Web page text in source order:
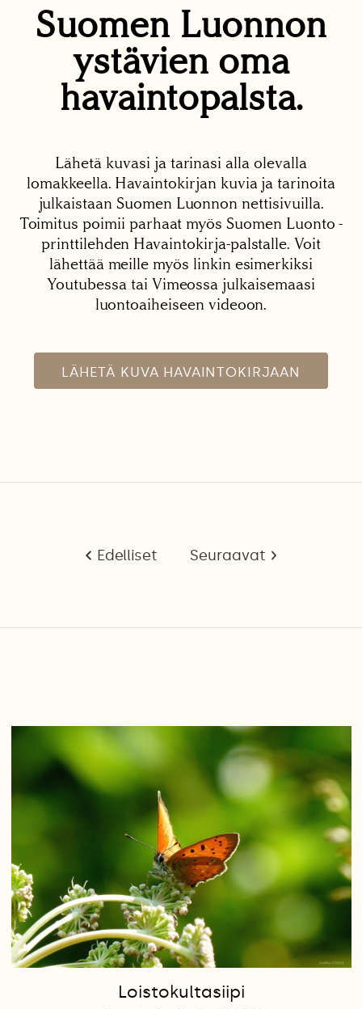
Suomen Luonnon
ystävien oma
havaintopalsta.
Lähetä kuvasi ja tarinasi alla olevalla
lomakkeella. Havaintokirjan kuvia ja tarinoita
julkaistaan Suomen Luonnon nettisivuilla.
Toimitus poimii parhaat myös Suomen Luonto -
printtilehden Havaintokirja-palstalle. Voit
lähettää meille myös linkin esimerkiksi
Youtubessa tai Vimeossa julkaisemaasi
luontoaiheiseen videoon.
LÄHETÄ KUVA HAVAINTOKIRJAAN
Edelliset Seuraavat
Loistokultasiipi